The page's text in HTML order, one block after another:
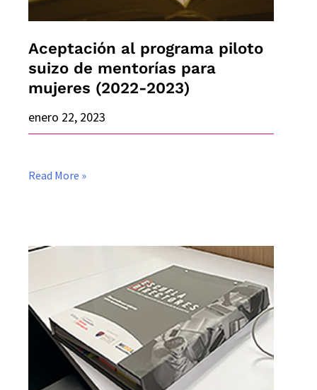
Aceptación al programa piloto
suizo de mentorías para
mujeres (2022-2023)
enero 22, 2023
para
(2022-
2023)
Read More »
Reconocimiento
AFLORA:
Participación
Escuela